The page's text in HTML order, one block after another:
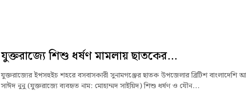
যুক্তরাজ্যে শিশু ধর্ষণ মামলায় ছাতকের...
যুক্তরাজ্যের ইপসহুইচ শহরে বসবাসকারী সুনামগঞ্জের ছাতক উপজেলার ব্রিটিশ বাংলাদেশি
সাঈদ নুনু (যুক্তরাজ্যে ব্যবহৃত নাম: মোহাম্মদ সাইয়িদ) শিশু ধর্ষণ ও যৌন...